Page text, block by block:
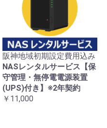
阪神地域初期設定費用込み
NASレンタルサービス【保
守管理・無停電電源装置
(UPS)付き】※2年契約
￥11,000